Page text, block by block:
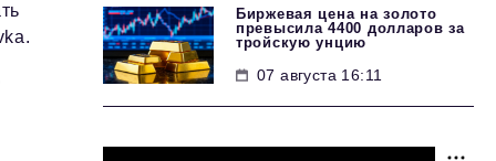
Биржевая цена на золото
превысила 4400 долларов за
тройскую унцию
07 августа 16:11